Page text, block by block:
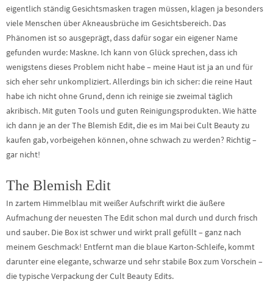
eigentlich ständig Gesichtsmasken tragen müssen, klagen ja besonders
viele Menschen über Akneausbrüche im Gesichtsbereich. Das
Phänomen ist so ausgeprägt, dass dafür sogar ein eigener Name
gefunden wurde: Maskne. Ich kann von Glück sprechen, dass ich
wenigstens dieses Problem nicht habe – meine Haut ist ja an und für
sich eher sehr unkompliziert. Allerdings bin ich sicher: die reine Haut
habe ich nicht ohne Grund, denn ich reinige sie zweimal täglich
akribisch. Mit guten Tools und guten Reinigungsprodukten. Wie hätte
ich dann je an der The Blemish Edit, die es im Mai bei Cult Beauty zu
kaufen gab, vorbeigehen können, ohne schwach zu werden? Richtig –
gar nicht!
The Blemish Edit
In zartem Himmelblau mit weißer Aufschrift wirkt die äußere
Aufmachung der neuesten The Edit schon mal durch und durch frisch
und sauber. Die Box ist schwer und wirkt prall gefüllt – ganz nach
meinem Geschmack! Entfernt man die blaue Karton-Schleife, kommt
darunter eine elegante, schwarze und sehr stabile Box zum Vorschein –
die typische Verpackung der Cult Beauty Edits.